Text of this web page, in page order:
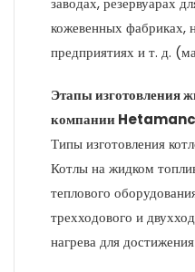
кожевенных фабриках,
предприятиях и т. д.
Этапы изготовления
компании
Типы изготовления
Котлы на жидком
теплового
трехходового и
нагрева для